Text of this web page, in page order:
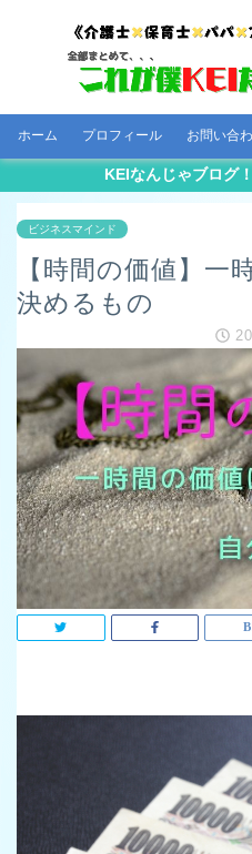
ホーム プロフィール お問い合
KEIなんじゃブログ
ビジネスマインド
【時間の価値】一
決めるもの